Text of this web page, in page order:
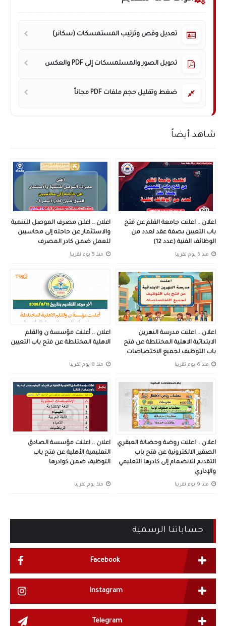
تعديل وقص وترتيب المستمسكات (سكانر)
تحويل الصور والمستمسكات إلى PDF والعكس
ضغط وتقليل حجم ملفات PDF مجاناً
شاهد أيضاً
اعلان .. اعلنت جامعة القلم عن فتح
باب التعيين بصفة عقد لعدد من
الوظائف الفنية (عدد 12)
منذ 5 يوم تقريبا
اعلان .. اعلن مصرف الموصل للتنمية
والاستثمار عن حاجته إلى محاسبين
للعمل ضمن كادر المصرف
منذ 5 يوم تقريبا
اعلان .. اعلنت مدرسة النهرين
الابتدائية الاهلية المختلطة عن فتح
باب التوظيف لجميع الاختصاصات
منذ 6 يوم تقريبا
اعلان .. أعلنت مؤسسة ن والقلم
الاهلية المختلطة عن فتح باب التعيين
منذ 8 يوم تقريبا
اعلان .. اعلنت روضة وحضانة العبقري
الصغير الالكترونية عن فتح باب
التقديم للانضمام إلى كادرها التعليمي
والإداري
منذ 9 يوم تقريبا
اعلان .. اعلنت مؤسسة الصادق
التعليمية الأهلية عن فتح باب
التوظيف ضمن كوادرها
منذ يوم تقريبا
حساباتنا الرسمية
Facebook
Instagram
Telegram